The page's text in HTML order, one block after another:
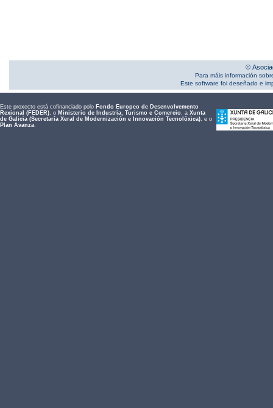
©
Para máis información
Este software foi deseñado e
Este proxecto está cofinanciado polo Fondo Europeo de Desenvolvemento
Rexional (FEDER), o Ministerio de Industria, Turismo e Comercio, a Xunta
de Galicia (Secretaría Xeral de Modernización e Innovación Tecnolóxica), e o
Plan Avanza.